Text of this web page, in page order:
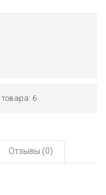
товара: 6
Отзывы (0)